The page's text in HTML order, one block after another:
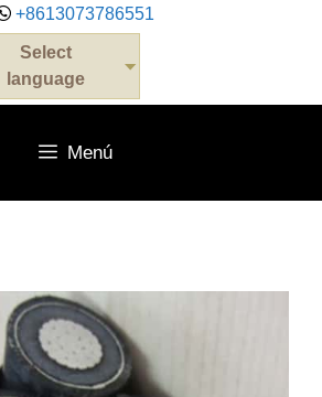
+8613073786551
Select
language
Menú